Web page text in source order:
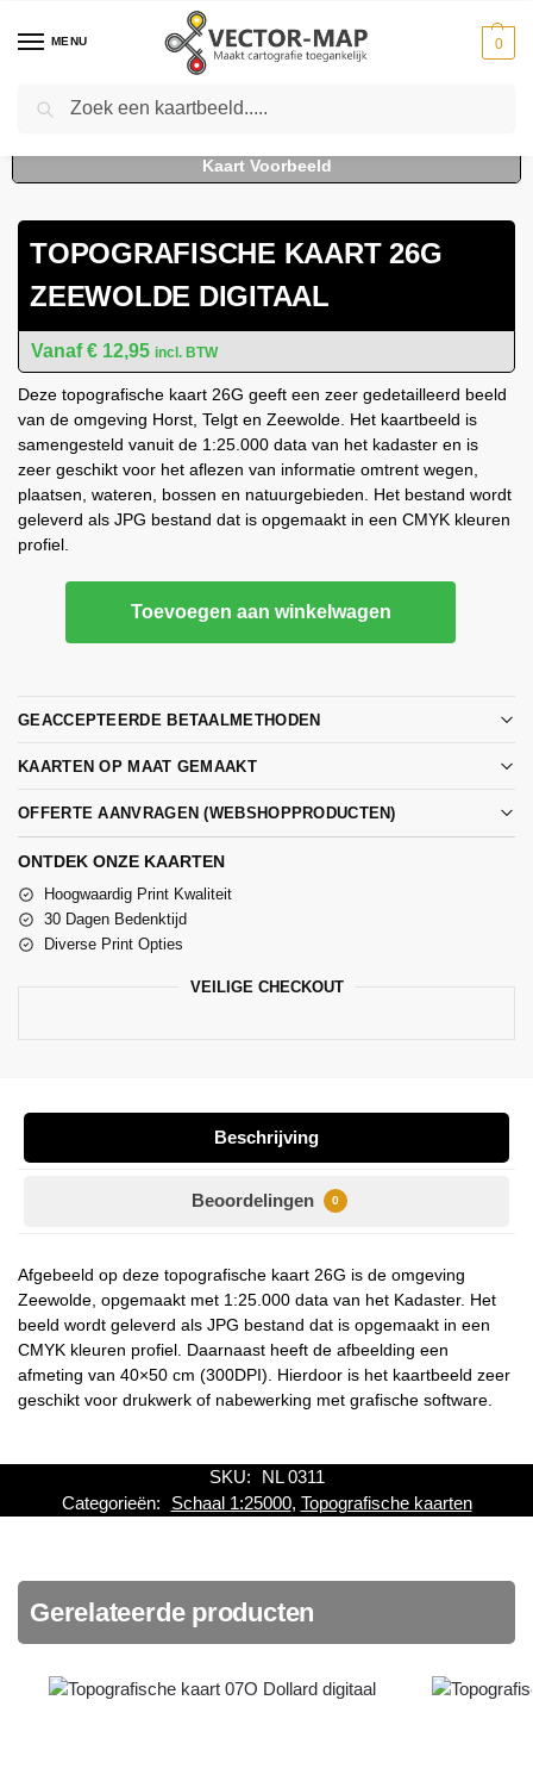
MENU 0
Home Kaarten - Topografische kaarten
TOPOGRAFISCHE KAART 26G
ZEEWOLDE DIGITAAL
€ 12,95 incl. BTW
Deze topografische kaart 26G geeft een zeer gedetailleerd beeld
van de omgeving Horst, Telgt en Zeewolde. Het kaartbeeld is
samengesteld vanuit de 1:25.000 data van het kadaster en is
zeer geschikt voor het aflezen van informatie omtrent wegen,
plaatsen, wateren, bossen en natuurgebieden. Het bestand wordt
geleverd als JPG bestand dat is opgemaakt in een CMYK kleuren
profiel.
Toevoegen aan winkelwagen
GEACCEPTEERDE BETAALMETHODEN
KAARTEN OP MAAT GEMAAKT
OFFERTE AANVRAGEN (WEBSHOPPRODUCTEN)
ONTDEK ONZE KAARTEN
Hoogwaardig Print Kwaliteit
30 Dagen Bedenktijd
Diverse Print Opties
VEILIGE CHECKOUT
Beschrijving
Beoordelingen 0
Afgebeeld op deze topografische kaart 26G is de omgeving
Zeewolde, opgemaakt met 1:25.000 data van het Kadaster. Het
beeld wordt geleverd als JPG bestand dat is opgemaakt in een
CMYK kleuren profiel. Daarnaast heeft de afbeelding een
afmeting van 40×50 cm (300DPI). Hierdoor is het kaartbeeld zeer
geschikt voor drukwerk of nabewerking met grafische software.
SKU:
NL 0311
Categorieën:
Schaal 1:25000, Topografische kaarten
Gerelateerde producten